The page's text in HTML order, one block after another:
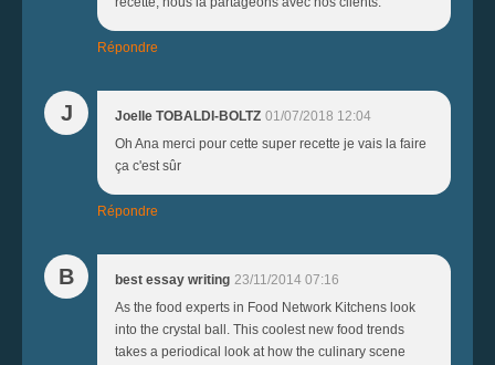
Répondre
J Joelle TOBALDI-BOLTZ 01/07/2018 12:04
Oh Ana merci pour cette super recette je vais la faire
ça c'est sûr
Répondre
B best essay writing 23/11/2014 07:16
As the food experts in Food Network Kitchens look
into the crystal ball. This coolest new food trends
takes a periodical look at how the culinary scene